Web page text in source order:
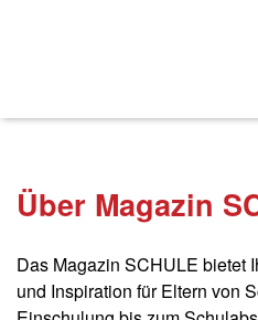
Name(benötigt)
Über Magazin
Das Magazin SCHULE bietet
und Inspiration für Eltern von